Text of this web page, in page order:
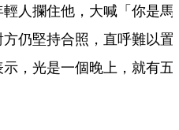
人攔住他，大喊「你是馬
仍堅持合照，直呼難以置
，光是一個晚上，就有五